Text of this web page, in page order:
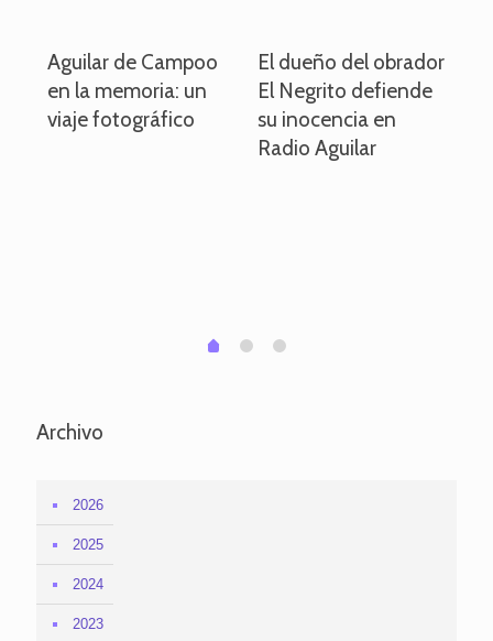
Aguilar de Campoo
en la memoria: un
viaje fotográfico
El dueño del obrador
El Negrito defiende
su inocencia en
Radio Aguilar
0 1 2
Archivo
2026
2025
2024
2023